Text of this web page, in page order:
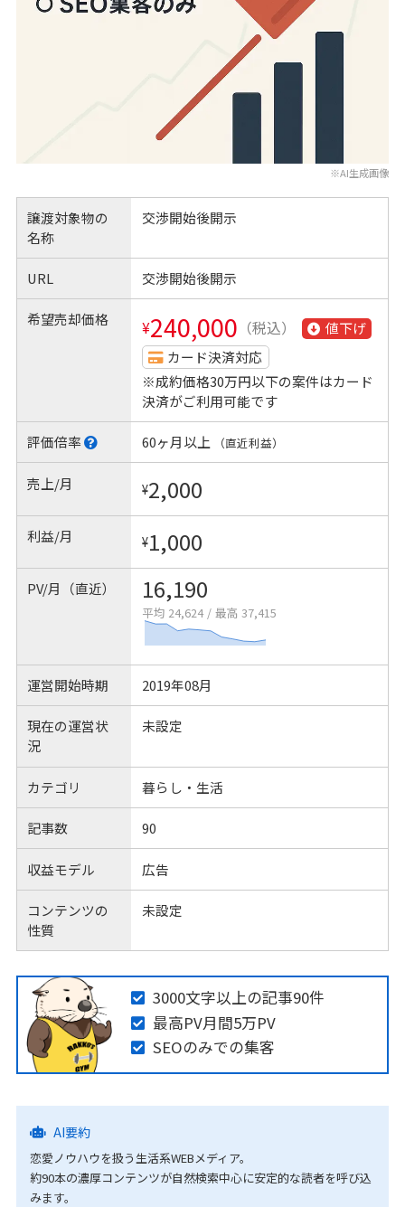
※AI生成画像
譲渡対象物の
名称
交渉開始後開示
URL 交渉開始後開示
希望売却価格 ¥240,000 （税込）
値下げ
カード決済対応
※成約価格30万円以下の案件はカード
決済がご利用可能です
評価倍率 60ヶ月以上 （直近利益）
売上/月 ¥2,000
利益/月 ¥1,000
PV/月（直近） 16,190
平均 24,624 / 最高 37,415
運営開始時期 2019年08月
現在の運営状
況
未設定
カテゴリ 暮らし・生活
記事数 90
収益モデル 広告
コンテンツの
性質
未設定
3000文字以上の記事90件
最高PV月間5万PV
SEOのみでの集客
AI要約
恋愛ノウハウを扱う生活系WEBメディア。
約90本の濃厚コンテンツが自然検索中心に安定的な読者を呼び込
みます。